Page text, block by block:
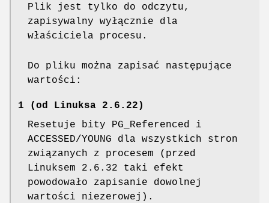
Plik jest tylko do odczytu,
zapisywalny wyłącznie dla
właściciela procesu.
Do pliku można zapisać następujące
wartości:
1 (od Linuksa 2.6.22)
Resetuje bity PG_Referenced i
ACCESSED/YOUNG dla wszystkich stron
związanych z procesem (przed
Linuksem 2.6.32 taki efekt
powodowało zapisanie dowolnej
wartości niezerowej).